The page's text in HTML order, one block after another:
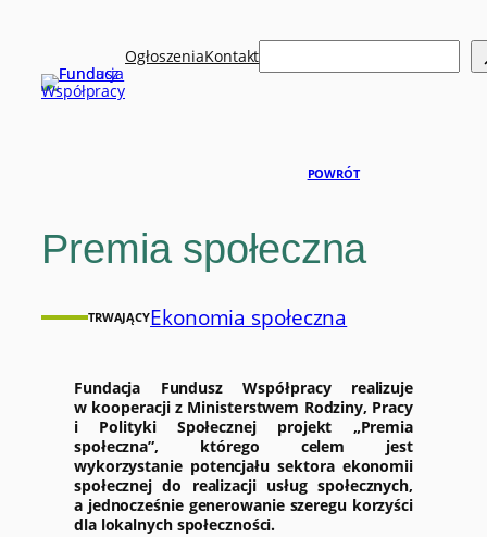
OgłoszeniaKontaktSzukaj
POWRÓT
Premia społeczna
TRWAJĄCYEkonomia społeczna
Fundacja Fundusz Współpracy realizuje
w kooperacji z Ministerstwem Rodziny, Pracy
i Polityki Społecznej projekt „Premia
społeczna”, którego celem jest
wykorzystanie potencjału sektora ekonomii
społecznej do realizacji usług społecznych,
a jednocześnie generowanie szeregu korzyści
dla lokalnych społeczności.